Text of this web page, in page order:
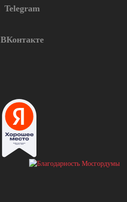
Telegram
ВКонтакте